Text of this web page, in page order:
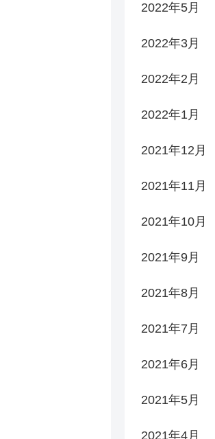
2022年5月
2022年3月
2022年2月
2022年1月
2021年12月
2021年11月
2021年10月
2021年9月
2021年8月
2021年7月
2021年6月
2021年5月
2021年4月